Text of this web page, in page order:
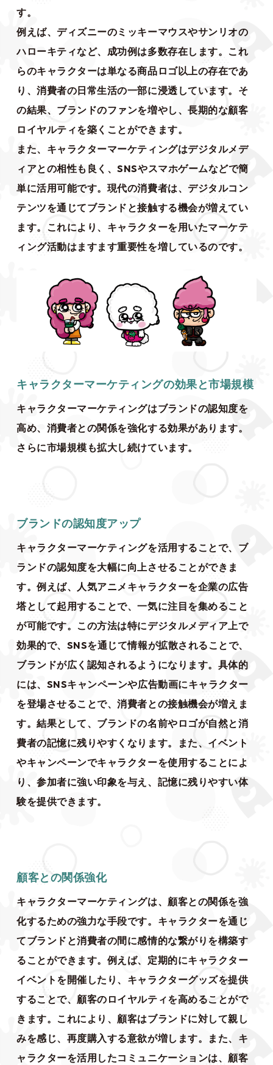
す。
例えば、ディズニーのミッキーマウスやサンリオの
ハローキティなど、成功例は多数存在します。これ
らのキャラクターは単なる商品ロゴ以上の存在であ
り、消費者の日常生活の一部に浸透しています。そ
の結果、ブランドのファンを増やし、長期的な顧客
ロイヤルティを築くことができます。
また、キャラクターマーケティングはデジタルメデ
ィアとの相性も良く、SNSやスマホゲームなどで簡
単に活用可能です。現代の消費者は、デジタルコン
テンツを通じてブランドと接触する機会が増えてい
ます。これにより、キャラクターを用いたマーケテ
ィング活動はますます重要性を増しているのです。
キャラクターマーケティングの効果と市場規模
キャラクターマーケティングはブランドの認知度を
高め、消費者との関係を強化する効果があります。
さらに市場規模も拡大し続けています。
ブランドの認知度アップ
キャラクターマーケティングを活用することで、ブ
ランドの認知度を大幅に向上させることができま
す。例えば、人気アニメキャラクターを企業の広告
塔として起用することで、一気に注目を集めること
が可能です。この方法は特にデジタルメディア上で
効果的で、SNSを通じて情報が拡散されることで、
ブランドが広く認知されるようになります。具体的
には、SNSキャンペーンや広告動画にキャラクター
を登場させることで、消費者との接触機会が増えま
す。結果として、ブランドの名前やロゴが自然と消
費者の記憶に残りやすくなります。また、イベント
やキャンペーンでキャラクターを使用することによ
り、参加者に強い印象を与え、記憶に残りやすい体
験を提供できます。
顧客との関係強化
キャラクターマーケティングは、顧客との関係を強
化するための強力な手段です。キャラクターを通じ
てブランドと消費者の間に感情的な繋がりを構築す
ることができます。例えば、定期的にキャラクター
イベントを開催したり、キャラクターグッズを提供
することで、顧客のロイヤルティを高めることがで
きます。これにより、顧客はブランドに対して親し
みを感じ、再度購入する意欲が増します。また、キ
ャラクターを活用したコミュニケーションは、顧客